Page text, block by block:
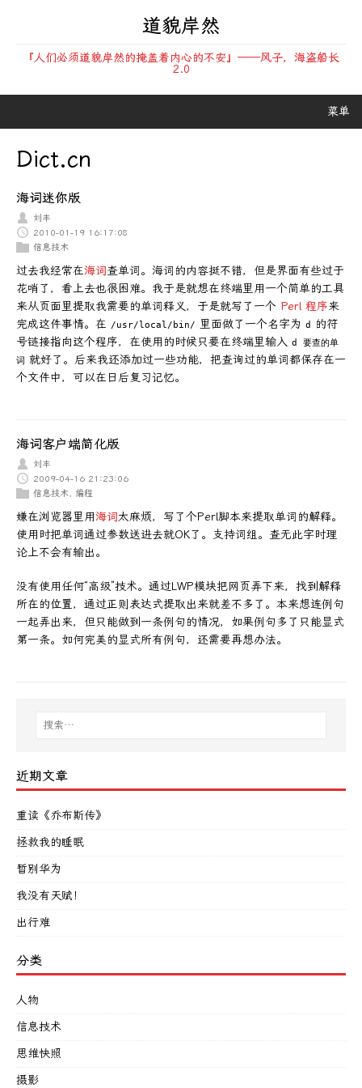
道貌岸然
『人们必须道貌岸然的掩盖着内心的不安』——风子，海盗船长
2.0
菜单
Dict.cn
海词迷你版
刘丰
2010-01-19 16:17:08
信息技术
过去我经常在海词查单词。海词的内容挺不错，但是界面有些过于
花哨了，看上去也很困难。我于是就想在终端里用一个简单的工具
来从页面里提取我需要的单词释义，于是就写了一个 Perl 程序来
完成这件事情。在 /usr/local/bin/ 里面做了一个名字为 d 的符
号链接指向这个程序，在使用的时候只要在终端里输入 d 要查的单
词 就好了。后来我还添加过一些功能，把查询过的单词都保存在一
个文件中，可以在日后复习记忆。
海词客户端简化版
刘丰
2009-04-16 21:23:06
信息技术
编程
嫌在浏览器里用海词太麻烦，写了个Perl脚本来提取单词的解释。
使用时把单词通过参数送进去就OK了。支持词组。查无此字时理
论上不会有输出。
没有使用任何“高级”技术。通过LWP模块把网页弄下来，找到解释
所在的位置，通过正则表达式提取出来就差不多了。本来想连例句
一起弄出来，但只能做到一条例句的情况，如果例句多了只能显式
第一条。如何完美的显式所有例句，还需要再想办法。
近期文章
重读《乔布斯传》
拯救我的睡眠
暂别华为
我没有天赋！
出行难
分类
人物
信息技术
思维快照
摄影